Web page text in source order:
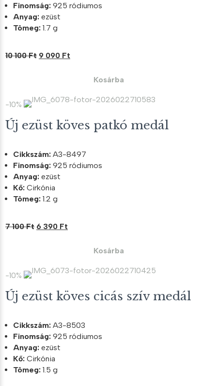
Finomság: 925 ródiumos
Anyag: ezüst
Tömeg: 1.7 g
10 100Ft Original
100 Ft.
9 090 Ft
090 Ft.
Kosárba
-10%
Új ezüst köves patkó medál
Cikkszám: A3-8497
Finomság: 925 ródiumos
Anyag: ezüst
Kő: Cirkónia
Tömeg: 1.2 g
7 100Ft Original
100 Ft.
6 390 Ft
390 Ft.
Kosárba
-10%
Új ezüst köves cicás szív medál
Cikkszám: A3-8503
Finomság: 925 ródiumos
Anyag: ezüst
Kő: Cirkónia
Tömeg: 1.5 g